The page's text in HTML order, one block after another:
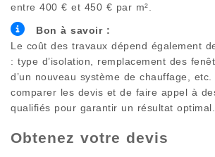
entre 400 € et 450 € par m².
Bon à savoir :
Le coût des travaux dépend également
: type d’isolation, remplacement des
d’un nouveau système de chauffage,
comparer les devis et de faire appel à
qualifiés pour garantir un résultat optimal.
Obtenez votre devis